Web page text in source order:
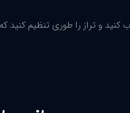
و تراز را طوری تنظیم کنید که